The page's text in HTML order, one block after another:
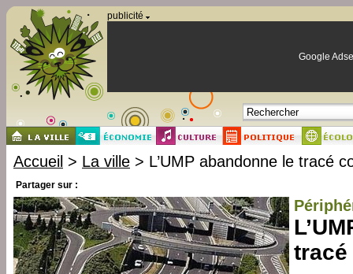
publicité
Google
Accueil > La ville > L’UMP abandonne le tracé
Partager sur :
tracé
Panneau de gestion des cookies